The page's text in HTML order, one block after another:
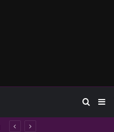
إضافة عمود جانبي
بحث عن